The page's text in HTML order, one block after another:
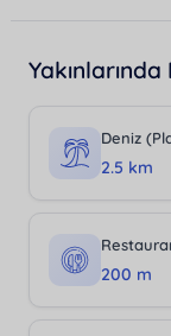
Deniz
2.5 km
200 m